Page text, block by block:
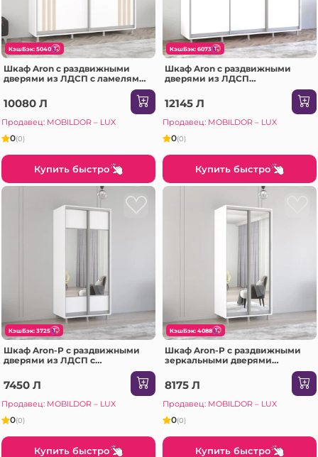
КэшБэк: 5040
Шкаф Aron с раздвижными
дверями из ЛДСП с ламелями
10080 Л
Продавец: MOBILDOR – LUX
0(0)
Купить быстро
КэшБэк: 6073
Шкаф Aron с раздвижными
дверями из ЛДСП
12145 Л
Продавец: MOBILDOR – LUX
0(0)
Купить быстро
КэшБэк: 3725
Шкаф Aron-P с раздвижными
дверями из ЛДСП с
(100x60x200H см) Белый
блестящий
7450 Л
Продавец: MOBILDOR – LUX
0(0)
Купить быстро
КэшБэк: 4088
Шкаф Aron-P с раздвижными
зеркальными дверями
8175 Л
Продавец: MOBILDOR – LUX
0(0)
Купить быстро